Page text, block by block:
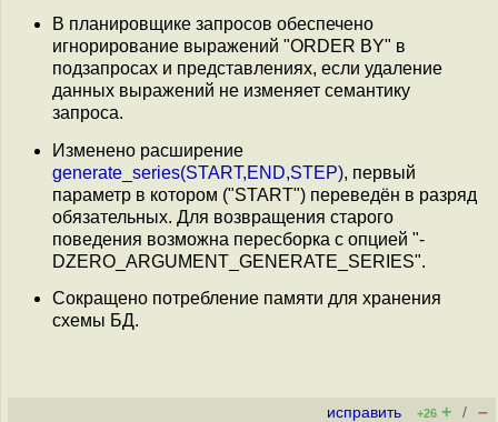
В планировщике запросов обеспечено
игнорирование выражений "ORDER BY" в
подзапросах и представлениях, если удаление
данных выражений не изменяет семантику
запроса.
Изменено расширение
generate_series(START,END,STEP), первый
параметр в котором ("START") переведён в разряд
обязательных. Для возвращения старого
поведения возможна пересборка с опцией "-
DZERO_ARGUMENT_GENERATE_SERIES".
Сокращено потребление памяти для хранения
схемы БД.
исправить +26 + / –